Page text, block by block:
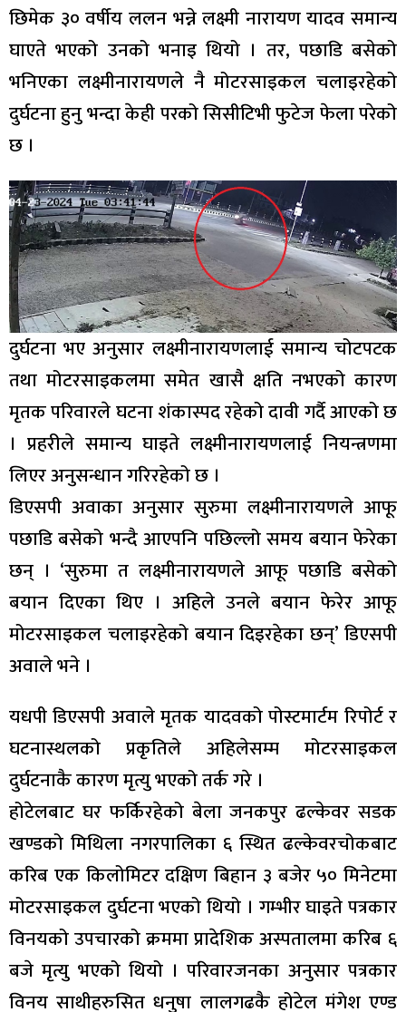
छिमेक ३० वर्षीय ललन भन्ने लक्ष्मी नारायण यादव समान्य
घाएते भएको उनको भनाइ थियो । तर, पछाडि बसेको
भनिएका लक्ष्मीनारायणले नै मोटरसाइकल चलाइरहेको
दुर्घटना हुनु भन्दा केही परको सिसीटिभी फुटेज फेला परेको
छ ।
दुर्घटना भए अनुसार लक्ष्मीनारायणलाई समान्य चोटपटक
तथा मोटरसाइकलमा समेत खासै क्षति नभएको कारण
मृतक परिवारले घटना शंकास्पद रहेको दावी गर्दै आएको छ
। प्रहरीले समान्य घाइते लक्ष्मीनारायणलाई नियन्त्रणमा
लिएर अनुसन्धान गरिरहेको छ ।
डिएसपी अवाका अनुसार सुरुमा लक्ष्मीनारायणले आफू
पछाडि बसेको भन्दै आएपनि पछिल्लो समय बयान फेरेका
छन् । ‘सुरुमा त लक्ष्मीनारायणले आफू पछाडि बसेको
बयान दिएका थिए । अहिले उनले बयान फेरेर आफू
मोटरसाइकल चलाइरहेको बयान दिइरहेका छन्’ डिएसपी
अवाले भने ।
यधपी डिएसपी अवाले मृतक यादवको पोस्टमार्टम रिपोर्ट र
घटनास्थलको प्रकृतिले अहिलेसम्म मोटरसाइकल
दुर्घटनाकै कारण मृत्यु भएको तर्क गरे ।
होटेलबाट घर फर्किरहेको बेला जनकपुर ढल्केवर सडक
खण्डको मिथिला नगरपालिका ६ स्थित ढल्केवरचोकबाट
करिब एक किलोमिटर दक्षिण बिहान ३ बजेर ५० मिनेटमा
मोटरसाइकल दुर्घटना भएको थियो । गम्भीर घाइते पत्रकार
विनयको उपचारको क्रममा प्रादेशिक अस्पतालमा करिब ६
बजे मृत्यु भएको थियो । परिवारजनका अनुसार पत्रकार
विनय साथीहरुसित धनुषा लालगढकै होटेल मंगेश एण्ड